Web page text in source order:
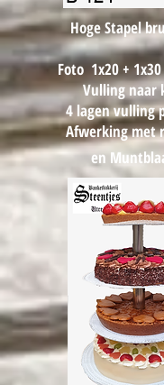
Hoge Stapel
Foto 1x20 +
Vulling naar
4 lagen vulling
Afwerking met
en